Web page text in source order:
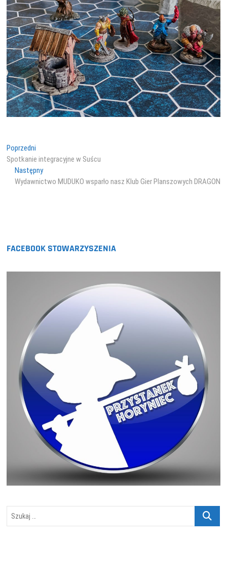
Nawigacja
wpisu
Poprzedni
wpis:
Spotkanie integracyjne w Suścu
NastępnyNastępny
wpis:
Wydawnictwo MUDUKO wsparło nasz Klub Gier Planszowych DRAGON
FACEBOOK STOWARZYSZENIA
Szukaj